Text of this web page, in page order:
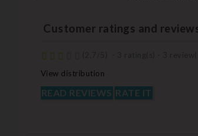
Customer ratings and
View distribution
READ REVIEWS RATE IT